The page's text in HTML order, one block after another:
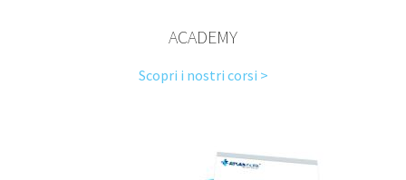
ACADEMY
Scopri i nostri corsi >